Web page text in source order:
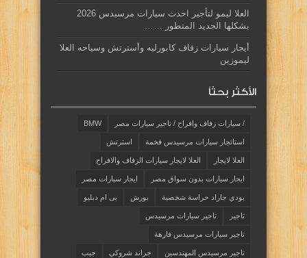
العلا ليمو لتأجير احدث سيارات مرسيدس 2026
بشكلها الجديد المتطور ……
أيجار سيارات زفاف كابورليه وأسترتش وسياحه العلا
ليموزين
الأكثر بحثاً
/ سيارات زفاف وافراح / تاجير سيارات مصر BMW
استائجار سيارات مرسيدس فخمة استرتش
العلا لايجار العلا لايجار سيارات الزفاف والافراح
ايجار سيارات بدون سواق مصر ايجار سيارات مصر
بودي جاراد حراسة شخصية بورش بى ام دبليو
تاجير تاجير سيارات مرسيدس
تاجير سيارات مرسيدس فارهة
تاجير مرسيدس المهندسين جراند شروكي جيب